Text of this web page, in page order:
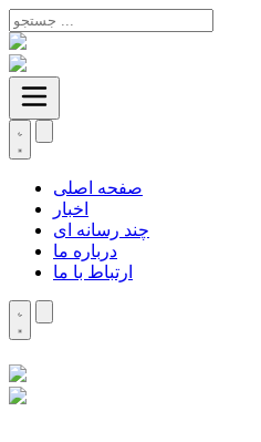
صفحه اصلی
اخبار
چند رسانه ای
درباره ما
ارتباط با ما